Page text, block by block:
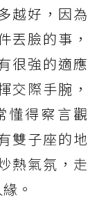
越好，因為
丟臉的事，
很強的適應
交際手腕，
懂得察言觀
雙子座的地
熱氣氛， 走
。